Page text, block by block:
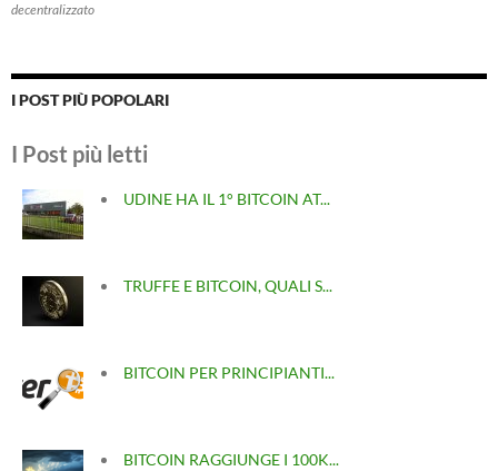
decentralizzato
I POST PIÙ POPOLARI
I Post più letti
UDINE HA IL 1° BITCOIN AT...
TRUFFE E BITCOIN, QUALI S...
BITCOIN PER PRINCIPIANTI...
BITCOIN RAGGIUNGE I 100K...